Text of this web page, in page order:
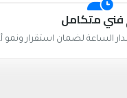
فني متكامل
الساعة لضمان استقرار ونمو